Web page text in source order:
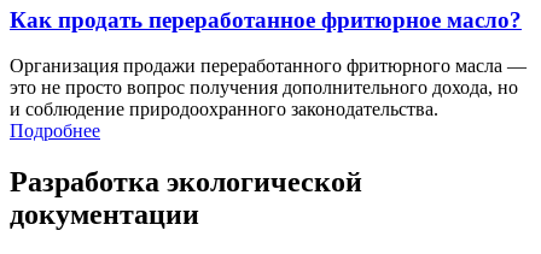
Как продать переработанное фритюрное масло?
Организация продажи переработанного фритюрного масла —
это не просто вопрос получения дополнительного дохода, но
и соблюдение природоохранного законодательства.
Подробнее
Разработка экологической
документации